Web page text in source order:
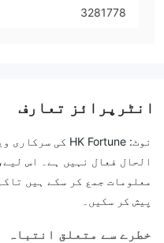
3281778
انٹرپرائز تعارف
نوٹ: HK Fortune کی سرکاری ویب سائٹ (
الحال فعال نہیں ہے۔ اس
پیش کر سکیں۔
خطرے سے متعلق انتباہ